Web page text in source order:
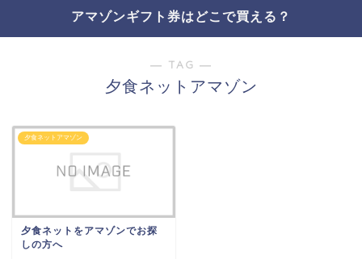
アマゾンギフト券はどこで買える？
― TAG ―
夕食ネットアマゾン
夕食ネットアマゾン
夕食ネットをアマゾンでお探
しの方へ